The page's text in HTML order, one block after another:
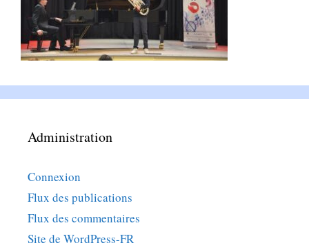
Administration
Connexion
Flux des publications
Flux des commentaires
Site de WordPress-FR